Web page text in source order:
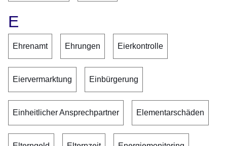
E
Ehrenamt Ehrungen Eierkontrolle
Eiervermarktung Einbürgerung
Einheitlicher Ansprechpartner Elementarschäden